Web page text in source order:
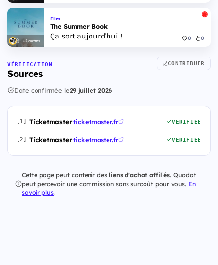
+2 autres
Film
The Summer Book
Ça sort aujourd'hui ! 0 0
VÉRIFICATION
Sources
CONTRIBUER
Date confirmée le29 juillet 2026
[1] Ticketmaster·ticketmaster.fr VÉRIFIÉE
[2] Ticketmaster·ticketmaster.fr VÉRIFIÉE
Cette page peut contenir des liens d'achat affiliés. Quodat
peut percevoir une commission sans surcoût pour vous. En
savoir plus.